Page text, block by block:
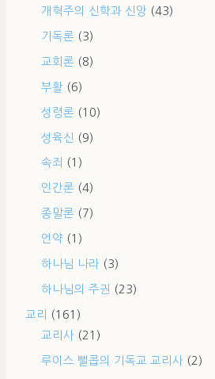
개혁주의 신학과 신앙 (43)
기독론 (3)
교회론 (8)
부활 (6)
성령론 (10)
성육신 (9)
속죄 (1)
인간론 (4)
종말론 (7)
언약 (1)
하나님 나라 (3)
하나님의 주권 (23)
교리
(161)
교리사 (21)
루이스 뻘콥의 기독교 교리사 (2)